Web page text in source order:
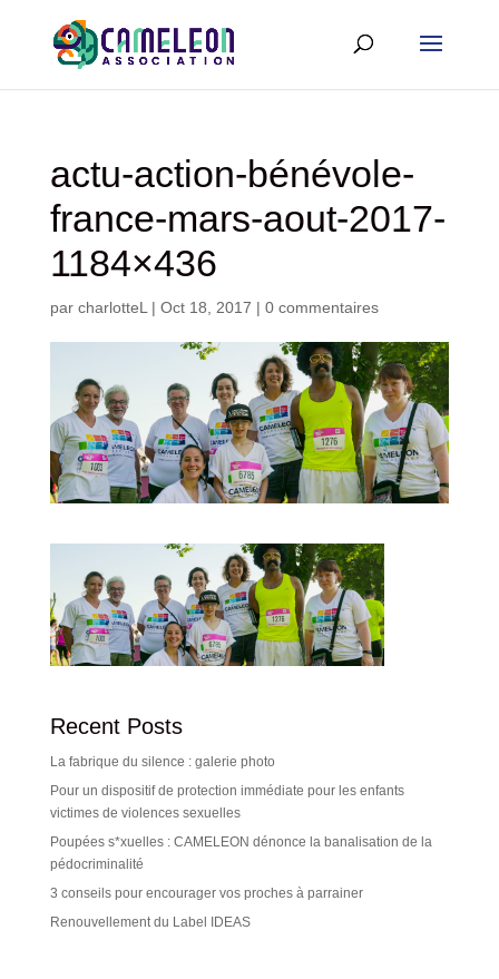
actu-action-bénévole-
france-mars-aout-2017-
1184×436
par charlotteL | Oct 18, 2017 | 0 commentaires
Recent Posts
La fabrique du silence : galerie photo
Pour un dispositif de protection immédiate pour les enfants
victimes de violences sexuelles
Poupées s*xuelles : CAMELEON dénonce la banalisation de la
pédocriminalité
3 conseils pour encourager vos proches à parrainer
Renouvellement du Label IDEAS